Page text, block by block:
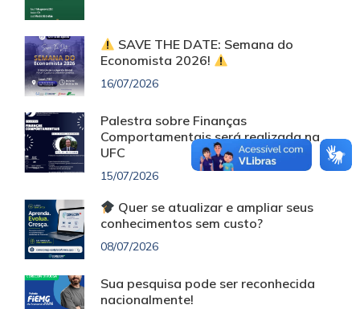
SAVE THE DATE: Semana do
Economista 2026!
16/07/2026
Palestra sobre Finanças
Comportamentais será realizada na
UFC
15/07/2026
Quer se atualizar e ampliar seus
conhecimentos sem custo?
08/07/2026
Sua pesquisa pode ser reconhecida
nacionalmente!